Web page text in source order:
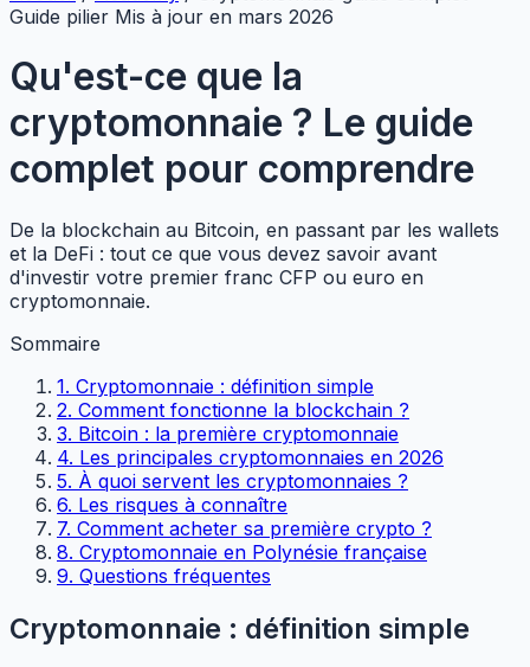
Guide pilier Mis à jour en mars 2026
Qu'est-ce que la
cryptomonnaie ? Le guide
complet pour comprendre
De la blockchain au Bitcoin, en passant par les wallets
et la DeFi : tout ce que vous devez savoir avant
d'investir votre premier franc CFP ou euro en
cryptomonnaie.
Sommaire
1. Cryptomonnaie : définition simple
2. Comment fonctionne la blockchain ?
3. Bitcoin : la première cryptomonnaie
4. Les principales cryptomonnaies en 2026
5. À quoi servent les cryptomonnaies ?
6. Les risques à connaître
7. Comment acheter sa première crypto ?
8. Cryptomonnaie en Polynésie française
9. Questions fréquentes
Cryptomonnaie : définition simple